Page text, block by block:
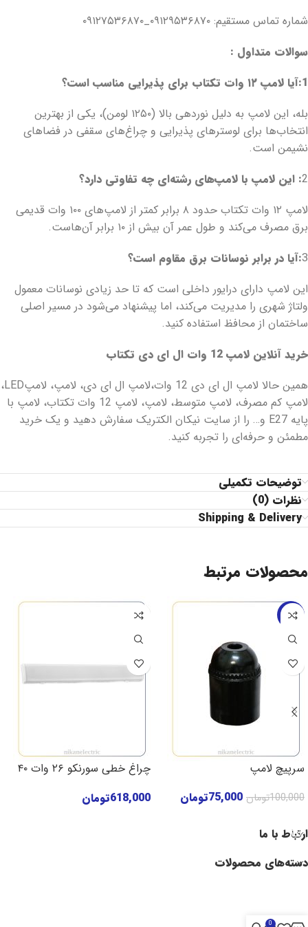
شماره تماس مستقیم: ۰۹۱۲۹۵۳۶۸۷۰_۰۹۱۲۷۵۳۶۸۷۰
سوالات متداول :
1: آیا لامپ ۱۲ وات تکتاب برای پذیرایی مناسب است؟
بله، این لامپ به دلیل نوردهی بالا (۱۲۵۰ لومن)، یکی از بهترین
انتخاب‌ها برای لوسترهای پذیرایی و چراغ‌های سقفی در فضاهای
نشیمن است.
2
: این لامپ با لامپ‌های رشته‌ای چه تفاوتی دارد؟
لامپ ۱۲ وات تکتاب حدود ۸ برابر کمتر از لامپ‌های ۱۰۰ وات قدیمی
برق مصرف می‌کند و طول عمر آن بیش از ۱۰ برابر آن‌هاست.​
3
:آیا در برابر نوسانات برق مقاوم است؟
این لامپ دارای درایور داخلی است که تا حد زیادی نوسانات معمول
ولتاژ شهری را مدیریت می‌کند، اما پیشنهاد می‌شود در مسیر اصلی
ساختمان از محافظ استفاده کنید.​
خرید آنلاین لامپ 12 وات ال ای دی تکتاب
همین حالا لامپ ال ای دی 12 وات،لامپ ال ای دی، لامپ، لامپLED،
لامپ کم مصرف، لامپ متوسط، لامپ، لامپ 12 وات تکتاب، لامپ با
پایه E27 و… را از سایت نیکان الکتریک سفارش دهید و یک خرید
مطمئن و حرفه‌ای را تجربه کنید.
توضیحات تکمیلی
نظرات (0)
Shipping & Delivery
محصولات مرتبط
-25%
سرپیچ لامپ
100,000تومان 75,000تومان
چراغ خطی سورنکو ۲۶ وات ۴۰
618,000تومان
ارتباط با ما
دسته‌های محصولات
0